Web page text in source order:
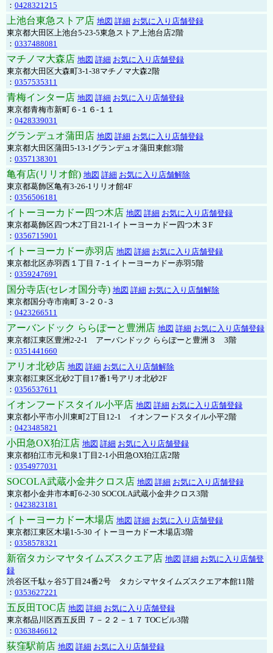
： 0428321215
上池台東急ストア店 地図 詳細 お気に入り店舗登録
東京都大田区上池台5-23-5東急ストア上池台店2階
： 0337488081
マチノマ大森店 地図 詳細 お気に入り店舗登録
東京都大田区大森町3-1-38マチノマ大森2階
： 0357535311
青梅インター店 地図 詳細 お気に入り店舗登録
東京都青梅市新町６-１６-１１
： 0428339031
グランデュオ蒲田店 地図 詳細 お気に入り店舗登録
東京都大田区蒲田5-13-1グランデュオ蒲田東館3階
： 0357138301
亀有店(リリオ館) 地図 詳細 お気に入り店舗解除
東京都葛飾区亀有3-26-1リリオ館4F
： 0356506181
イトーヨーカドー四つ木店 地図 詳細 お気に入り店舗登録
東京都葛飾区四つ木2丁目21-1イトーヨーカドー四つ木３F
： 0356715901
イトーヨーカドー赤羽店 地図 詳細 お気に入り店舗登録
東京都北区赤羽西１丁目７-１イトーヨーカドー赤羽5階
： 0359247691
国分寺店(セレオ国分寺) 地図 詳細 お気に入り店舗解除
東京都国分寺市南町３-２０-３
： 0423266511
アーバンドック ららぽーと豊洲店 地図 詳細 お気に入り店舗登録
東京都江東区豊洲2-2-1 アーバンドック ららぽーと豊洲３ 3階
： 0351441660
アリオ北砂店 地図 詳細 お気に入り店舗解除
東京都江東区北砂2丁目17番1号アリオ北砂2F
： 0356537611
イオンフードスタイル小平店 地図 詳細 お気に入り店舗登録
東京都小平市小川東町2丁目12-1 イオンフードスタイル小平2階
： 0423485821
小田急OX狛江店 地図 詳細 お気に入り店舗登録
東京都狛江市元和泉1丁目2-1小田急OX狛江店2階
： 0354977031
SOCOLA武蔵小金井クロス店 地図 詳細 お気に入り店舗登録
東京都小金井市本町6-2-30 SOCOLA武蔵小金井クロス3階
： 0423823181
イトーヨーカドー木場店 地図 詳細 お気に入り店舗登録
東京都江東区木場1-5-30 イトーヨーカドー木場店3階
： 0358578321
新宿タカシマヤタイムズスクエア店 地図 詳細 お気に入り店舗登
録
渋谷区千駄ヶ谷5丁目24番2号 タカシマヤタイムズスクエア本館11階
： 0353627221
五反田TOC店 地図 詳細 お気に入り店舗登録
東京都品川区西五反田 ７－２２－１７ TOCビル3階
： 0363846612
荻窪駅前店 地図 詳細 お気に入り店舗登録